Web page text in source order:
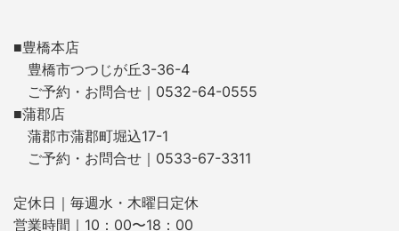
■豊橋本店
豊橋市つつじが丘3-36-4
ご予約・お問合せ｜0532-64-0555
■蒲郡店
蒲郡市蒲郡町堀込17-1
ご予約・お問合せ｜0533-67-3311
定休日｜毎週水・木曜日定休
営業時間｜10：00〜18：00